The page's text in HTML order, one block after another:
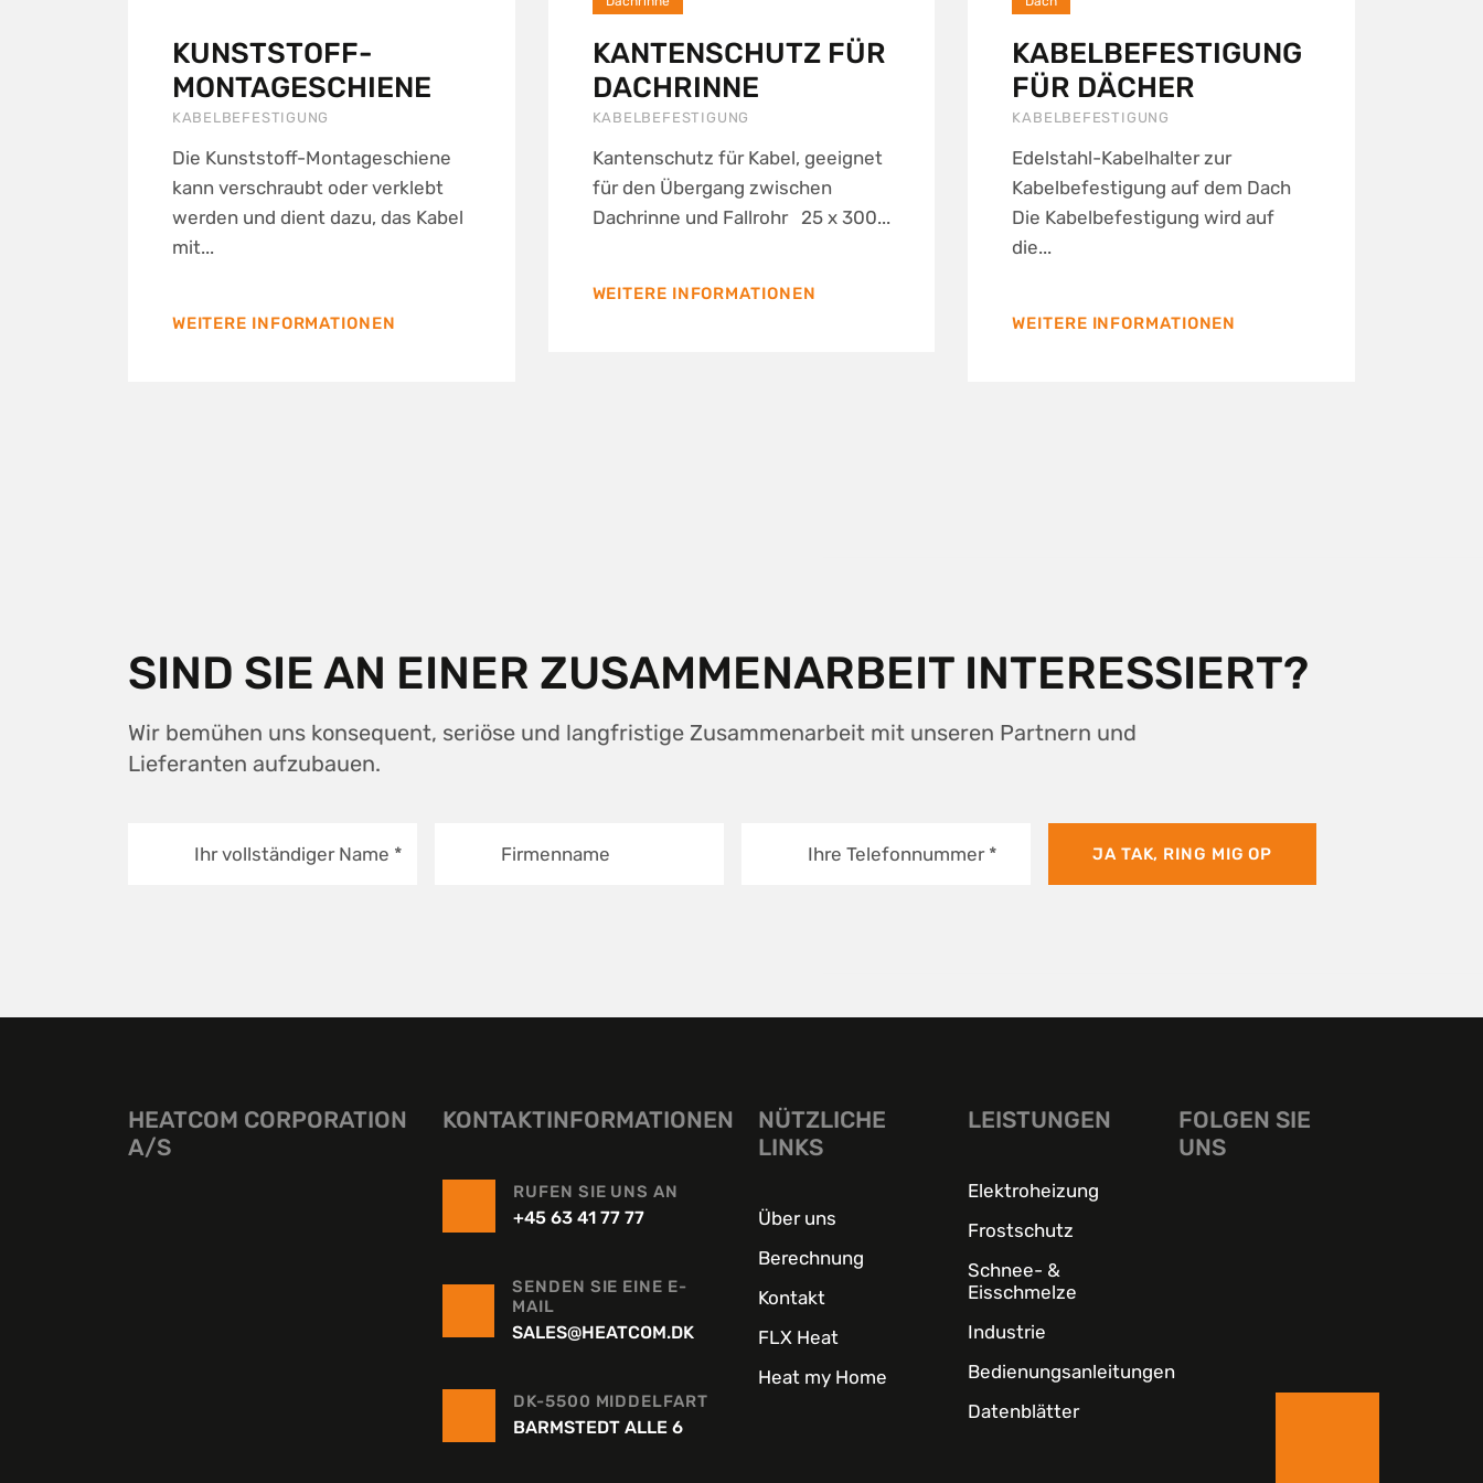
KUNSTSTOFF-
MONTAGESCHIENE
KABELBEFESTIGUNG
Die Kunststoff-Montageschiene
kann verschraubt oder verklebt
werden und dient dazu, das Kabel
mit...
WEITERE INFORMATIONEN
KANTENSCHUTZ FÜR
DACHRINNE
KABELBEFESTIGUNG
Kantenschutz für Kabel, geeignet
für den Übergang zwischen
Dachrinne und Fallrohr 25 x 300...
WEITERE INFORMATIONEN
KABELBEFESTIGUNG
FÜR DÄCHER
KABELBEFESTIGUNG
Edelstahl-Kabelhalter zur
Kabelbefestigung auf dem Dach
Die Kabelbefestigung wird auf
die...
WEITERE INFORMATIONEN
SIND SIE AN EINER ZUSAMMENARBEIT INTERESSIERT?
Wir bemühen uns konsequent, seriöse und langfristige Zusammenarbeit mit unseren Partnern und
Lieferanten aufzubauen.
Ihr vollständiger Name * Firmenname Ihre Telefonnummer * JA TAK, RING MIG OP
HEATCOM CORPORATION
A/S
KONTAKTINFORMATIONEN
RUFEN SIE UNS AN
+45 63 41 77 77
SENDEN SIE EINE E-
MAIL
SALES@HEATCOM.DK
DK-5500 MIDDELFART
BARMSTEDT ALLE 6
NÜTZLICHE
LINKS
Über uns
Berechnung
Kontakt
FLX Heat
Heat my Home
LEISTUNGEN
Elektroheizung
Frostschutz
Schnee- &
Eisschmelze
Industrie
Bedienungsanleitungen
Datenblätter
FOLGEN SIE
UNS